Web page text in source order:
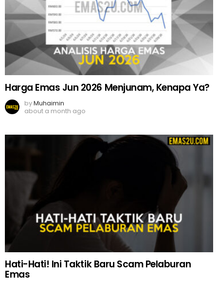
Harga Emas Jun 2026 Menjunam, Kenapa Ya?
byMuhaimin
about a month ago
Hati-Hati! Ini Taktik Baru Scam Pelaburan
Emas